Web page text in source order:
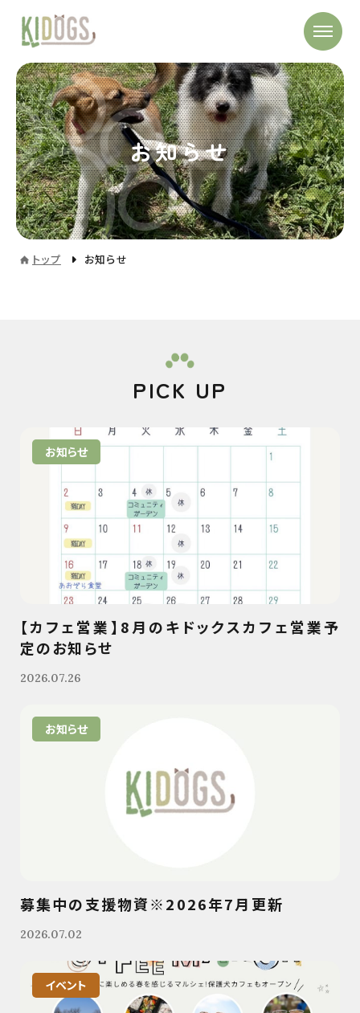
お知らせ
トップ お知らせ
PICK UP
お知らせ
【カフェ営業】8月のキドックスカフェ営業予
定のお知らせ
2026.07.26
お知らせ
募集中の支援物資※2026年7月更新
2026.07.02
イベント